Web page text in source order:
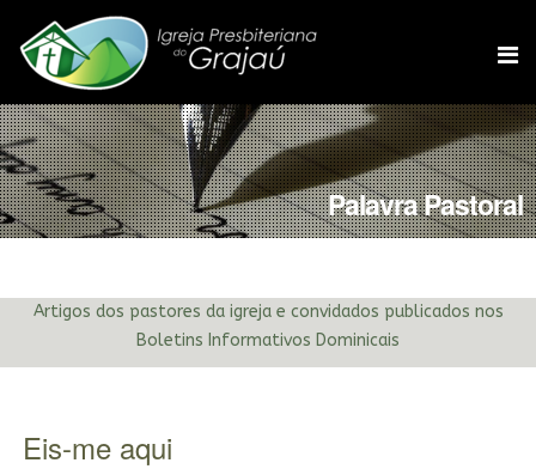
Palavra Pastoral
Artigos dos pastores da igreja e convidados publicados nos
Boletins Informativos Dominicais
Eis-me aqui